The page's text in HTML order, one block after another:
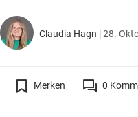
Claudia Hagn |28.
Merken 0